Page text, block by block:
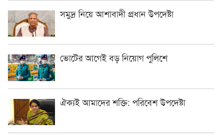
সমুদ্র নিয়ে আশাবাদী প্রধান উপদেষ্টা
ভোটের আগেই বড় নিয়োগ পুলিশে
ঐক্যই আমাদের শক্তি: পরিবেশ উপদেষ্টা